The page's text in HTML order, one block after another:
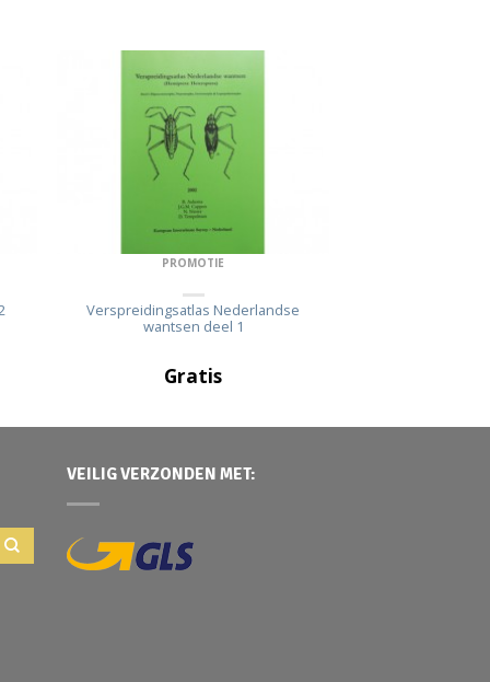
PROMOTIE
Verspreidingsatlas Nederlandse
wantsen deel 1
Gratis
VEILIG VERZONDEN MET: